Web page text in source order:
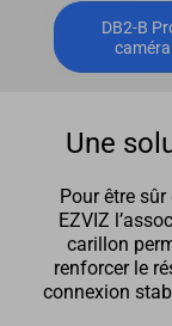
DB2-B
caméra
Une
Pour être
EZVIZ
carillon
renforcer le
connexion